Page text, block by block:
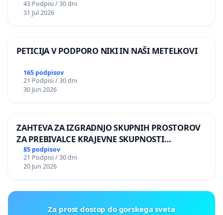
43 Podpisi / 30 dni
31 Jul 2026
PETICIJA V PODPORO NIKI IN NAŠI METELKOVI
165 podpisov
21 Podpisi / 30 dni
30 Jun 2026
ZAHTEVA ZA IZGRADNJO SKUPNIH PROSTOROV
ZA PREBIVALCE KRAJEVNE SKUPNOSTI
PRESTRANEK
85 podpisov
21 Podpisi / 30 dni
20 Jun 2026
Za prost dostop do gorskega sveta